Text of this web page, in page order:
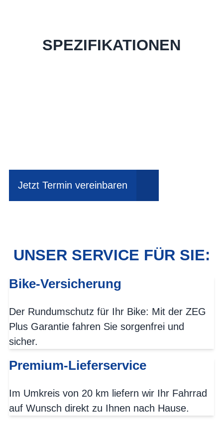
SPEZIFIKATIONEN
Jetzt Termin vereinbaren
UNSER SERVICE FÜR SIE:
Bike-Versicherung
Der Rundumschutz für Ihr Bike: Mit der ZEG
Plus Garantie fahren Sie sorgenfrei und
sicher.
Premium-Lieferservice
Im Umkreis von 20 km liefern wir Ihr Fahrrad
auf Wunsch direkt zu Ihnen nach Hause.